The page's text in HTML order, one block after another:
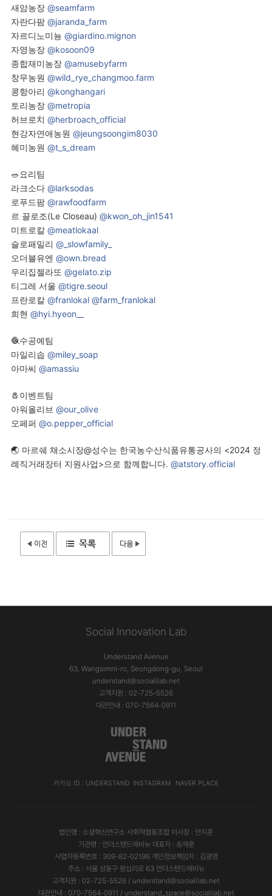
새암농장 @seamfarm
자란다팜 @jaranda_farm
자르디노미뇽 @giardino.mignon
자영농장 @kosoon09
종합재미농장 @amusebyfarm
창무농원 @wild_rye_changmoo.farm
콩항아리 @konghangari
토리농장 @metropia
허브로치 @herbroach_official
현강자연애농원 @jeungsoongim8030
혜미농원 @t_s_dream
🥗요리팀
라크소다 @larksodas
로푸드팜 @rawfoodfarm
르 끌로조(Le Closeau) @kwon_oh_jin1541
미트로칼 @meatlokaal
슬로패밀리 @_slowfamily_
오더블유엔 @own.bread
우리집젤라또 @gelato.zip
티그레 서울 @tigre.seoul
프란로칼 @franlokal @farm_franlokal
희현 @hyi.hyeon__
🧶수공예팀
마일리솝 @miley_soap
아마씨 @amassiu
🧂이벤트팀
아워올리브 @our_olive
오페퍼 @o.pepper_official
🌏 마르쉐 채소시장@성수는 한국농수산식품유통공사의 <2024 정
례직거래장터 지원사업>으로 함께합니다. @atstory.official
Social Innovation Lab
Understand Avenue
63, Wangsimni-ro, Seongdong-gu, Seoul
understand@socialilab.net
고객지원 : 02-725-5526
대관안내 : 070-7564-0911
카카오 ID : UNDERSTAND INSTAGRAM NAVER PLACE
법인명 : 소셜혁신연구소 사회적협동조합 이사장 : 안지훈
기관명 : 언더스탠드에비뉴 대표자 : 송재훈
사업자등록번호 : 309-82-02196 개인정보책임자 : 김광영
주소 : 서울 성동구 왕십리로 63 언더스탠드에비뉴
고객지원 : 02-725-5526 / understand@socialilab.net
대관안내 : 070-7564-0911 / understand_space@socialilab.net